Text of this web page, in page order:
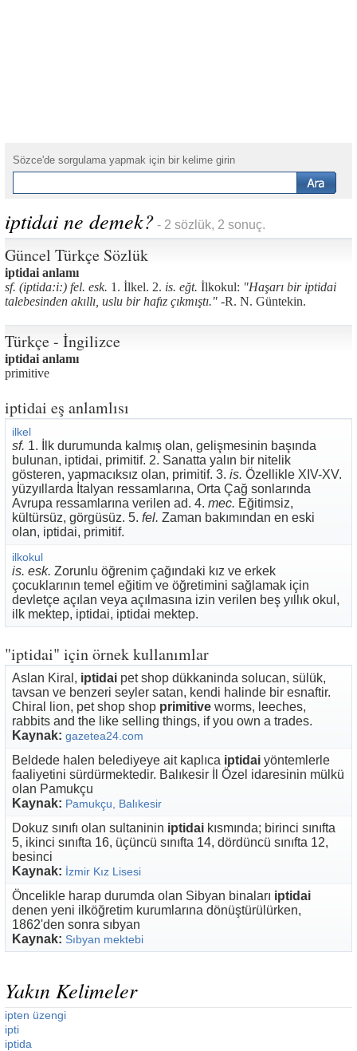
Sözce'de sorgulama yapmak için bir kelime girin
iptidai ne demek? - 2 sözlük, 2 sonuç.
Güncel Türkçe Sözlük
iptidai anlamı
sf. (iptida:i:) fel. esk. 1. İlkel. 2. is. eğt. İlkokul: "Haşarı bir iptidai
talebesinden akıllı, uslu bir hafız çıkmıştı." -R. N. Güntekin.
Türkçe - İngilizce
iptidai anlamı
primitive
iptidai eş anlamlısı
ilkel
sf. 1. İlk durumunda kalmış olan, gelişmesinin başında
bulunan, iptidai, primitif. 2. Sanatta yalın bir nitelik
gösteren, yapmacıksız olan, primitif. 3. is. Özellikle XIV-XV.
yüzyıllarda İtalyan ressamlarına, Orta Çağ sonlarında
Avrupa ressamlarına verilen ad. 4. mec. Eğitimsiz,
kültürsüz, görgüsüz. 5. fel. Zaman bakımından en eski
olan, iptidai, primitif.
ilkokul
is. esk. Zorunlu öğrenim çağındaki kız ve erkek
çocuklarının temel eğitim ve öğretimini sağlamak için
devletçe açılan veya açılmasına izin verilen beş yıllık okul,
ilk mektep, iptidai, iptidai mektep.
"iptidai" için örnek kullanımlar
Aslan Kiral, iptidai pet shop dükkaninda solucan, sülük,
tavsan ve benzeri seyler satan, kendi halinde bir esnaftir.
Chiral lion, pet shop shop primitive worms, leeches,
rabbits and the like selling things, if you own a trades.
Kaynak: gazetea24.com
Beldede halen belediyeye ait kaplıca iptidai yöntemlerle
faaliyetini sürdürmektedir. Balıkesir İl Özel idaresinin mülkü
olan Pamukçu
Kaynak: Pamukçu, Balıkesir
Dokuz sınıfı olan sultaninin iptidai kısmında; birinci sınıfta
5, ikinci sınıfta 16, üçüncü sınıfta 14, dördüncü sınıfta 12,
besinci
Kaynak: İzmir Kız Lisesi
Öncelikle harap durumda olan Sibyan binaları iptidai
denen yeni ilköğretim kurumlarına dönüştürülürken,
1862'den sonra sıbyan
Kaynak: Sıbyan mektebi
Yakın Kelimeler
ipten üzengi
ipti
iptida